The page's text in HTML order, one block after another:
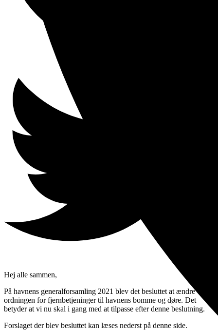
Hej alle sammen,
På havnens generalforsamling 2021 blev det besluttet at ændre
ordningen for fjernbetjeninger til havnens bomme og døre. Det
betyder at vi nu skal i gang med at tilpasse efter denne beslutning.
Forslaget der blev besluttet kan læses nederst på denne side.